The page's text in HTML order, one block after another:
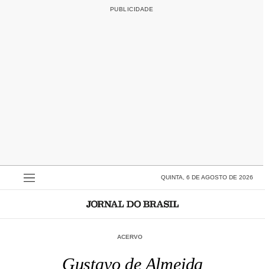
QUINTA, 6 DE AGOSTO DE 2026
ACERVO
Gustavo de Almeida